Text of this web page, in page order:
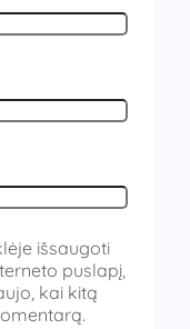
išsaugoti
puslapį,
kai kitą